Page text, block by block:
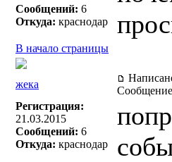
Сообщений: 6
Откуда: краснодар
В начало страницы
жека
Сообщение
Регистрация:
21.03.2015
Сообщений: 6
Откуда: краснодар